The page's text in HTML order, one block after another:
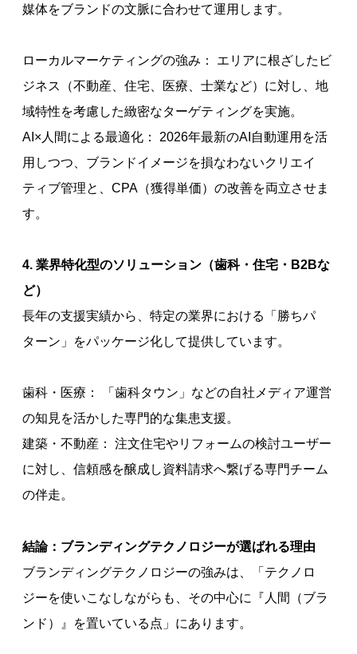
媒体をブランドの文脈に合わせて運用します。
ローカルマーケティングの強み： エリアに根ざしたビ
ジネス（不動産、住宅、医療、士業など）に対し、地
域特性を考慮した緻密なターゲティングを実施。
AI×人間による最適化： 2026年最新のAI自動運用を活
用しつつ、ブランドイメージを損なわないクリエイ
ティブ管理と、CPA（獲得単価）の改善を両立させま
す。
4. 業界特化型のソリューション（歯科・住宅・B2Bな
ど）
長年の支援実績から、特定の業界における「勝ちパ
ターン」をパッケージ化して提供しています。
歯科・医療： 「歯科タウン」などの自社メディア運営
の知見を活かした専門的な集患支援。
建築・不動産： 注文住宅やリフォームの検討ユーザー
に対し、信頼感を醸成し資料請求へ繋げる専門チーム
の伴走。
結論：ブランディングテクノロジーが選ばれる理由
ブランディングテクノロジーの強みは、「テクノロ
ジーを使いこなしながらも、その中心に『人間（ブラ
ンド）』を置いている点」にあります。